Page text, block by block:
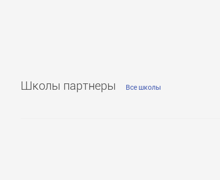
Школы партнеры Все школы